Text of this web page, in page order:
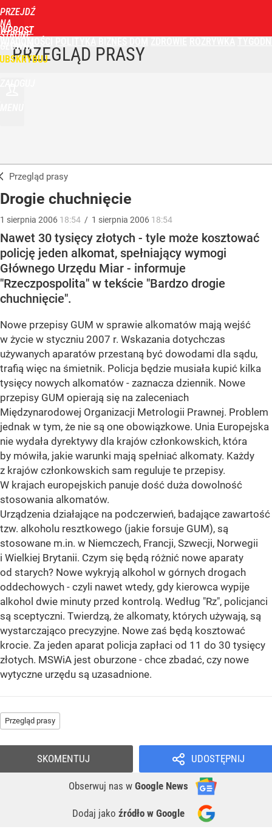
PRZEJDŹ
NA
STRONĘ
GŁÓWNĄ
WPROST
PRZEGLĄD PRASY
Przegląd prasy
Drogie chuchnięcie
1 sierpnia 2006 18:54 / 1 sierpnia 2006 18:54
Nawet 30 tysięcy złotych - tyle może kosztować
policję jeden alkomat, spełniający wymogi
Głównego Urzędu Miar - informuje
"Rzeczpospolita" w tekście "Bardzo drogie
chuchnięcie".
Nowe przepisy GUM w sprawie alkomatów mają wejść
w życie w styczniu 2007 r. Wskazania dotychczas
używanych aparatów przestaną być dowodami dla sądu,
trafią więc na śmietnik. Policja będzie musiała kupić kilka
tysięcy nowych alkomatów - zaznacza dziennik. Nowe
przepisy GUM opierają się na zaleceniach
Międzynarodowej Organizacji Metrologii Prawnej. Problem
jednak w tym, że nie są one obowiązkowe. Unia Europejska
nie wydała dyrektywy dla krajów członkowskich, która
by mówiła, jakie warunki mają spełniać alkomaty. Każdy
z krajów członkowskich sam reguluje te przepisy.
W krajach europejskich panuje dość duża dowolność
stosowania alkomatów.
Urządzenia działające na podczerwień, badające zawartość
tzw. alkoholu resztkowego (jakie forsuje GUM), są
stosowane m.in. w Niemczech, Francji, Szwecji, Norwegii
i Wielkiej Brytanii. Czym się będą różnić nowe aparaty
od starych? Nowe wykryją alkohol w górnych drogach
oddechowych - czyli nawet wtedy, gdy kierowca wypije
alkohol dwie minuty przed kontrolą. Według "Rz", policjanci
są sceptyczni. Twierdzą, że alkomaty, których używają, są
wystarczająco precyzyjne. Nowe zaś będą kosztować
krocie. Za jeden aparat policja zapłaci od 11 do 30 tysięcy
złotych. MSWiA jest oburzone - chce zbadać, czy nowe
wytyczne urzędu są uzasadnione.
Przegląd prasy
UDOSTĘPNIJ
Obserwuj nas w Google News
Dodaj jako źródło w Google
SKOMENTUJ